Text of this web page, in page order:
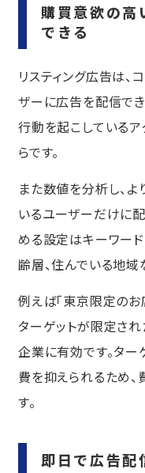
購買意欲の高
できる
リスティング広告は
ザーに広告を配信で
行動を起こしている
らです。
また数値を分析し、
いるユーザーだけに
める設定はキーワー
齢層、住んでいる地域
例えば「東京限定のお
ターゲットが限定さ
企業に有効です。タ
費を抑えられるため
す。
即日で広告配